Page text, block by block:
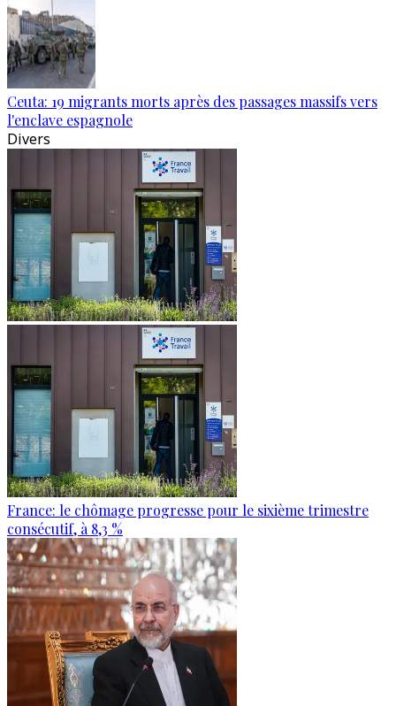
Ceuta: 19 migrants morts après des passages massifs vers
l'enclave espagnole
Divers
France: le chômage progresse pour le sixième trimestre
consécutif, à 8,3 %